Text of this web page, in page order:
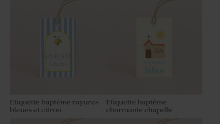
Etiquette baptême rayures
bleues et citron
Etiquette baptême
charmante chapelle